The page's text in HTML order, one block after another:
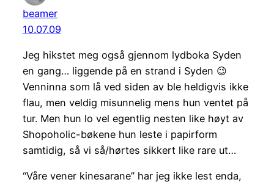
beamer
10.07.09
Jeg hikstet meg også gjennom lydboka Syden
en gang… liggende på en strand i Syden 😉
Venninna som lå ved siden av ble heldigvis ikke
flau, men veldig misunnelig mens hun ventet på
tur. Men hun lo vel egentlig nesten like høyt av
Shopoholic-bøkene hun leste i papirform
samtidig, så vi så/hørtes sikkert like rare ut…
“Våre vener kinesarane” har jeg ikke lest enda,